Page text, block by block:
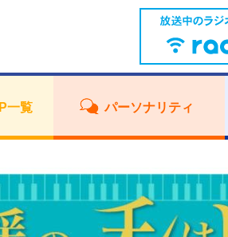
一覧 パーソナリティ